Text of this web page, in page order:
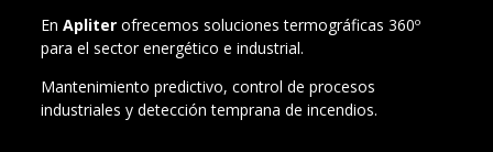
En Apliter ofrecemos soluciones termográficas 360º
para el sector energético e industrial.
Mantenimiento predictivo, control de procesos
industriales y detección temprana de incendios.